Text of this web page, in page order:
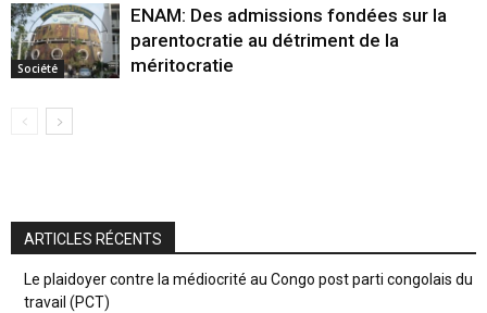
Société
ENAM: Des admissions fondées sur la
parentocratie au détriment de la
méritocratie
ARTICLES RÉCENTS
Le plaidoyer contre la médiocrité au Congo post parti congolais du
travail (PCT)